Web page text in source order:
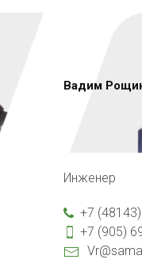
Вадим
Инженер
+7
+7 (905)